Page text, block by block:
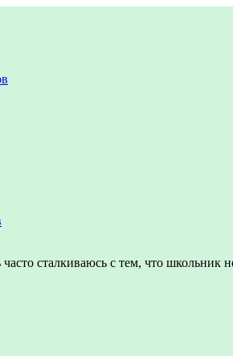
сталкиваюсь с тем, что школьник